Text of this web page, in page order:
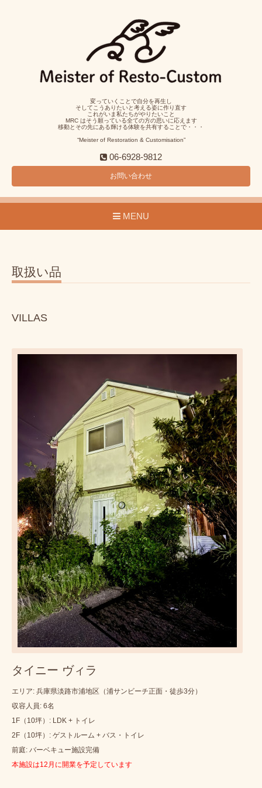
変っていくことで自分を再生し
そしてこうありたいと考える姿に作り直す
これがいま私たちがやりたいこと
MRC はそう願っている全ての方の思いに応えます
移動とその先にある輝ける体験を共有することで・・・
“Meister of Restoration & Customisation”
06-6928-9812
お問い合わせ
MENU
取扱い品
VILLAS
タイニー ヴィラ
エリア: 兵庫県淡路市浦地区（浦サンビーチ正面・徒歩3分）
収容人員: 6名
1F（10坪）: LDK + トイレ
2F（10坪）: ゲストルーム + バス・トイレ
前庭: バーベキュー施設完備
本施設は12月に開業を予定しています